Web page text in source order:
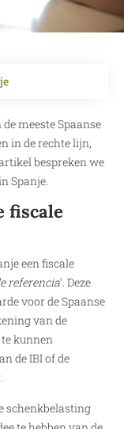
meeste Spaanse
in de rechte lijn,
bespreken we
Spanje.
fiscale
een fiscale
referencia‘. Deze
voor de Spaanse
van de
kunnen
de IBI of de
schenkbelasting